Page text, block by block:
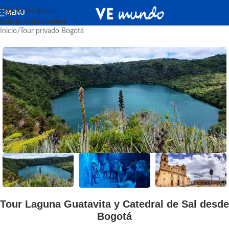
Skip to navigation
Skip to main content
MENU
Inicio/ Tour privado Bogotá
Tour Laguna Guatavita y Catedral de Sal desde
Bogotá